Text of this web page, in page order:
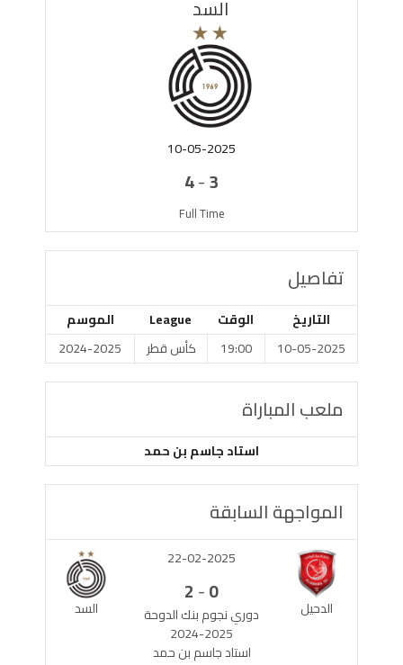
السد
10-05-2025
3
-
4
Full Time
تفاصيل
التاريخ الوقت League
الموسم
10-05-2025
19:00 كأس قطر 2024-2025
ملعب المباراة
استاد جاسم بن حمد
المواجهة السابقة
الدحيل السد
22-02-2025
0
-
2
دوري نجوم بنك الدوحة
2024-2025
استاد جاسم بن حمد